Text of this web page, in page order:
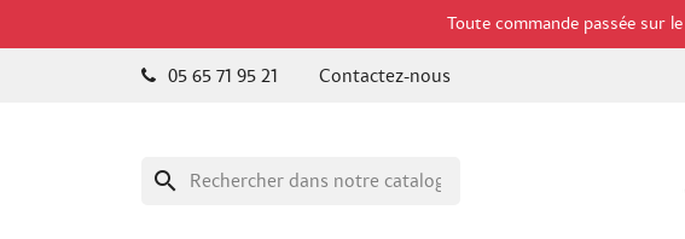
Toute commande passée sur
05 65 71 95 21 Contactez-nous
search